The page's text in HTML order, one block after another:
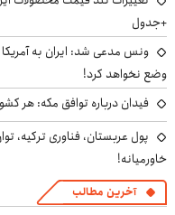
+جدول
ونس مدعی شد: ایران به آمریکا
وضع نخواهد کرد!
فیدان درباره توافق مکه: هر
پول عربستان، فناوری ترکیه،
خاورمیانه!
آخرین مطالب